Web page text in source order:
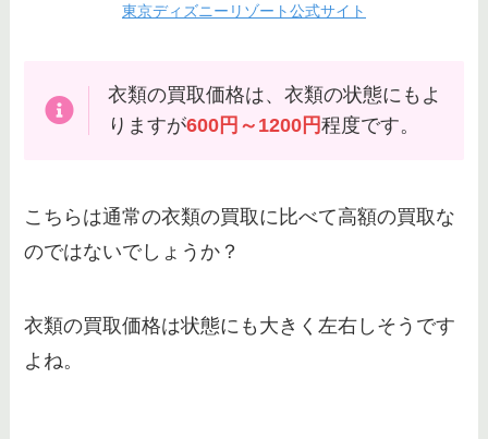
東京ディズニーリゾート公式サイト
衣類の買取価格は、衣類の状態にもよ
りますが600円～1200円程度です。
こちらは通常の衣類の買取に比べて高額の買取な
のではないでしょうか？
衣類の買取価格は状態にも大きく左右しそうです
よね。